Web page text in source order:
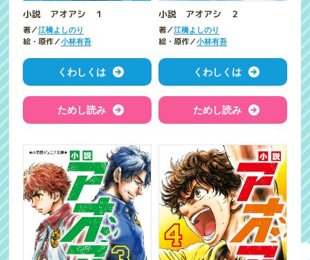
小説 アオアシ １
著／江橋よしのり
絵・原作／小林有吾
くわしくは
ためし読み
小説 アオアシ ２
著／江橋よしのり
絵・原作／小林有吾
くわしくは
ためし読み